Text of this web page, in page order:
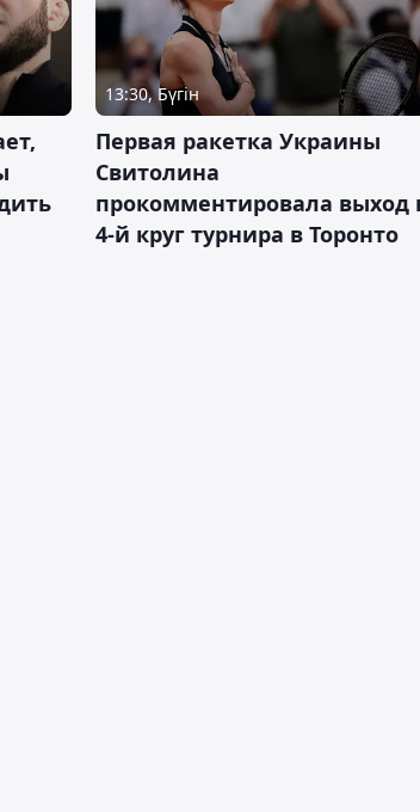
13:30, Бүгін
Первая ракетка Украины
Свитолина
прокомментировала выход
4-й круг турнира в Торонто